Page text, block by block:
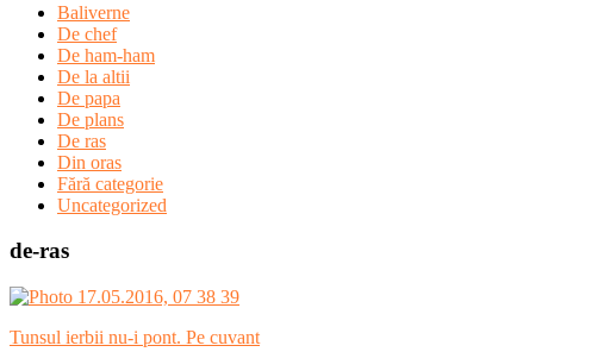
Baliverne
De chef
De ham-ham
De la altii
De papa
De plans
De ras
Din oras
Fără categorie
Uncategorized
de-ras
Tunsul ierbii nu-i pont. Pe cuvant